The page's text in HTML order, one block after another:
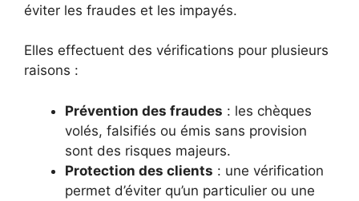
éviter les fraudes et les impayés.
Elles effectuent des vérifications pour plusieurs
raisons :
Prévention des fraudes : les chèques
volés, falsifiés ou émis sans provision
sont des risques majeurs.
Protection des clients : une vérification
permet d’éviter qu’un particulier ou une